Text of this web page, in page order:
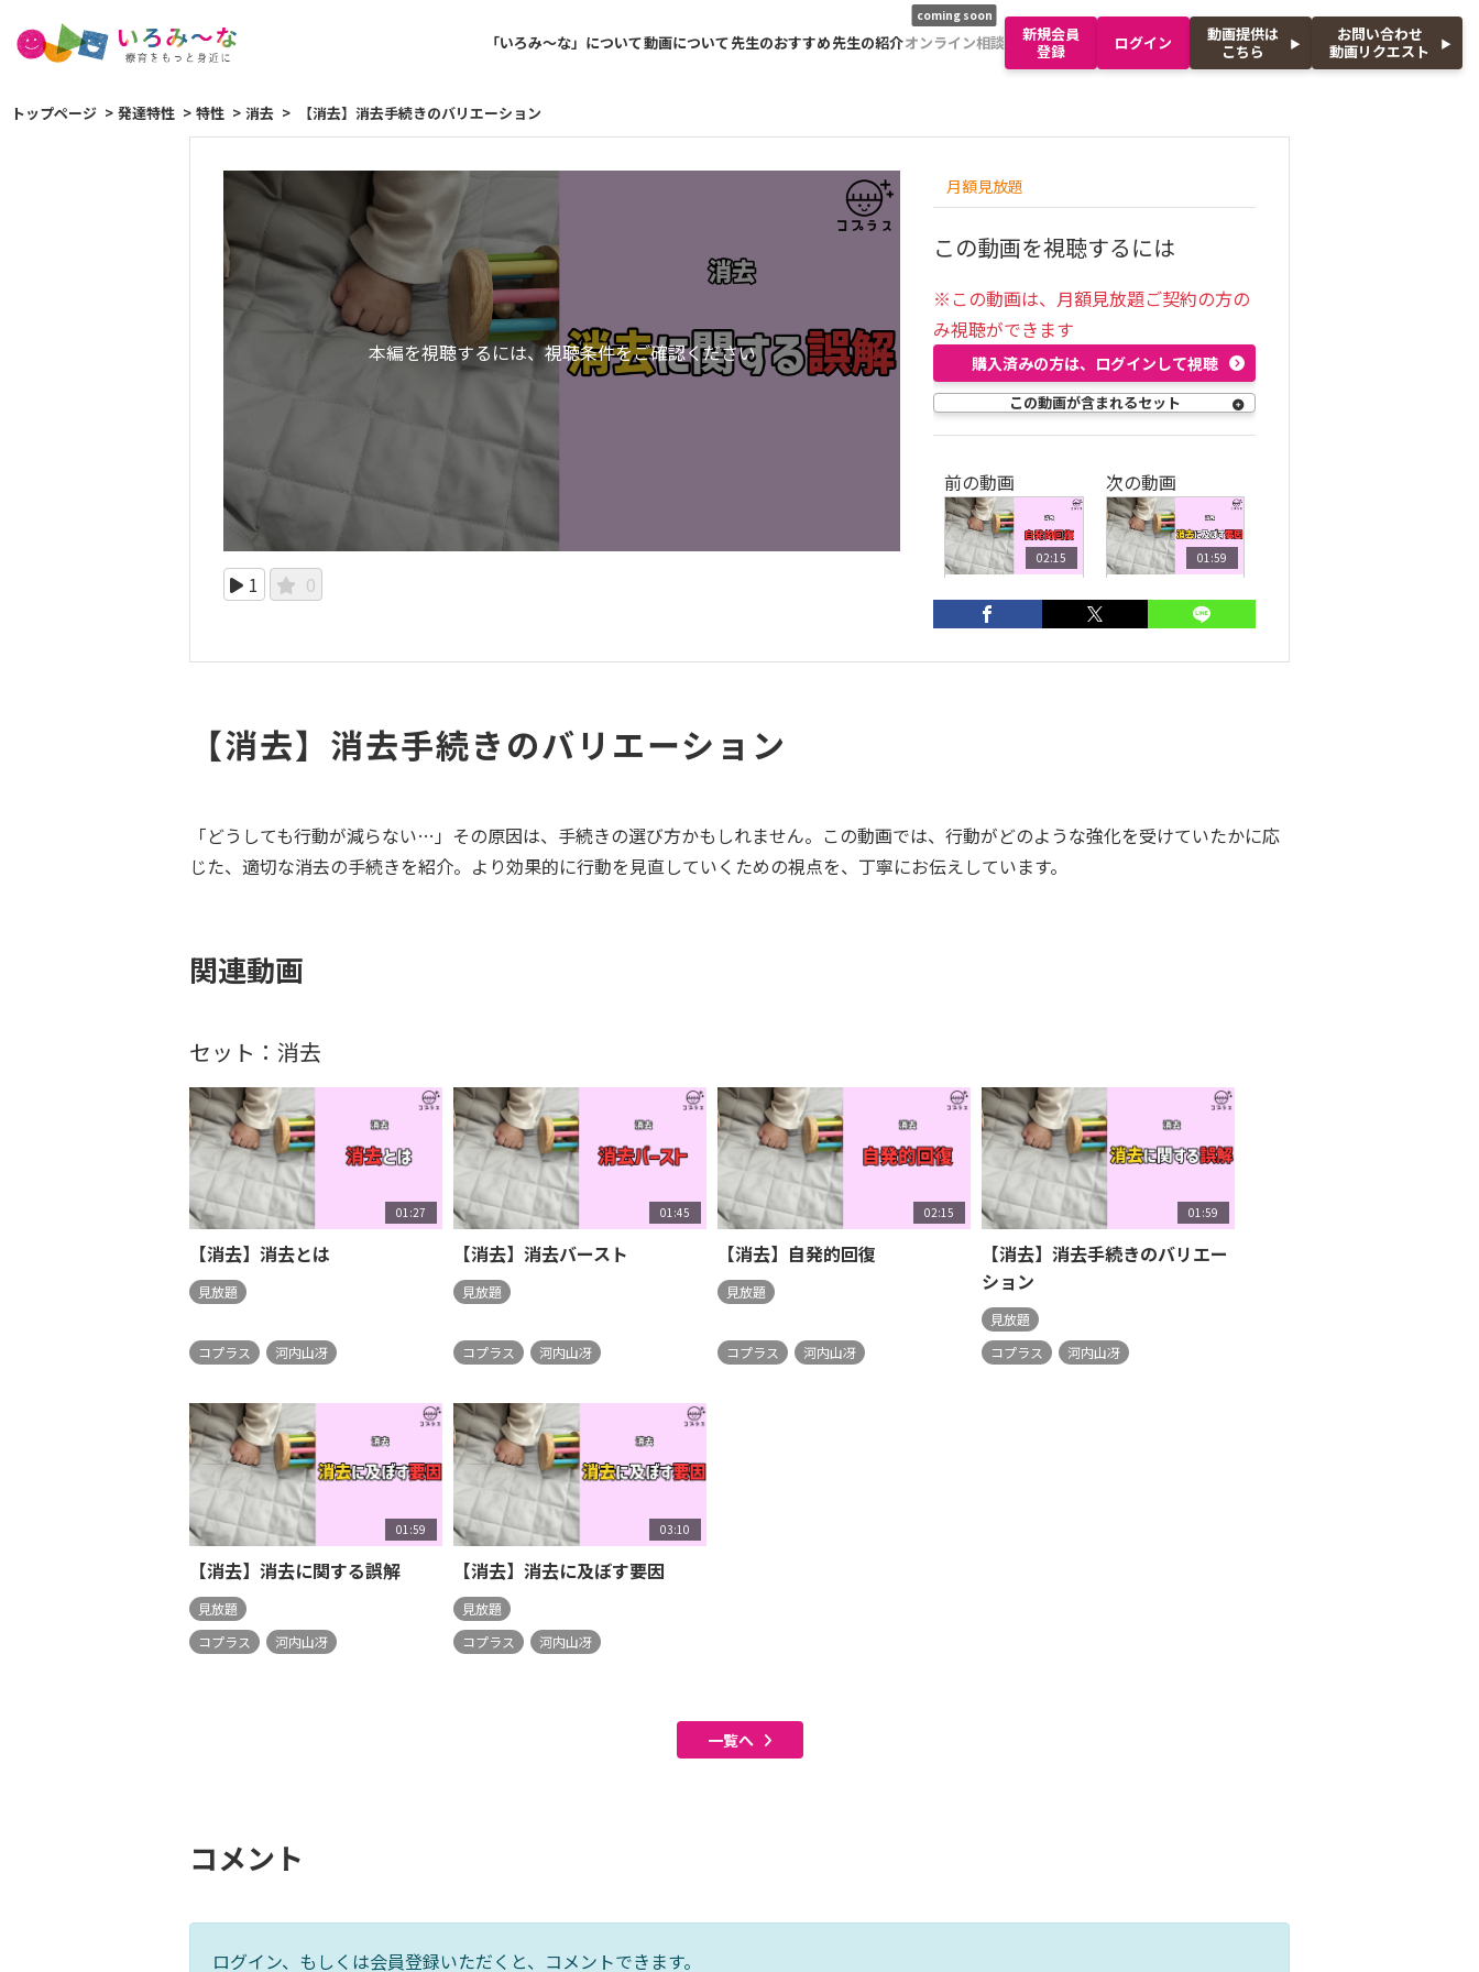
「いろみ〜な」について動画について先生のおすすめ先生の紹介オンライン相談
coming soon
新規会員
登録
ログイン
動画提供は
こちら
お問い合わせ
動画リクエスト
トップページ 発達特性 特性 消去 【消去】消去手続きのバリエーション
本編を視聴するには、視聴条件をご確認ください
1 0
月額見放題
この動画を視聴するには
※この動画は、月額見放題ご契約の方の
み視聴ができます
購入済みの方は、ログインして視聴
この動画が含まれるセット
前の動画
02:15
【消去】自発的
回復
次の動画
01:59
【消去】消去に
関する誤解
【消去】消去手続きのバリエーション
「どうしても行動が減らない…」その原因は、手続きの選び方かもしれません。この動画では、行動がどのような強化を受けていたかに応
じた、適切な消去の手続きを紹介。より効果的に行動を見直していくための視点を、丁寧にお伝えしています。
関連動画
セット：消去
01:27
【消去】消去とは
見放題
コプラス 河内山冴
01:45
【消去】消去バースト
見放題
コプラス 河内山冴
02:15
【消去】自発的回復
見放題
コプラス 河内山冴
01:59
【消去】消去手続きのバリエー
ション
見放題
コプラス
河内山冴
01:59
【消去】消去に関する誤解
見放題
コプラス
河内山冴
03:10
【消去】消去に及ぼす要因
見放題
コプラス
河内山冴
一覧へ
コメント
ログイン、もしくは会員登録いただくと、コメントできます。